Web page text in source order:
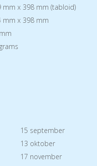
mm x 398 mm (tabloid)
mm x 398 mm
15 september
13 oktober
17 november